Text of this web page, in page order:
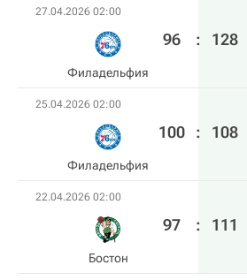
27.04.2026 02:00
Филадельфия
96 : 128
25.04.2026 02:00
Филадельфия
100 : 108
22.04.2026 02:00
Бостон
97 : 111